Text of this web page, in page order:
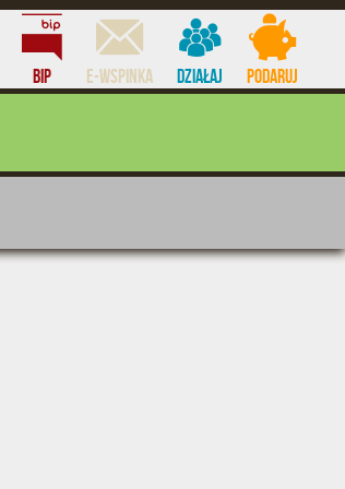
BIP e-WSPINKA Działaj Podaruj